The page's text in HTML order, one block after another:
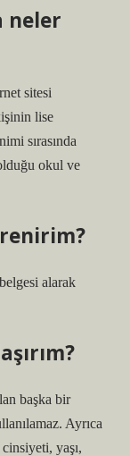
neler
sitesi
lise
sırasında
okul ve
alarak
başka bir
Ayrıca
yaşı,